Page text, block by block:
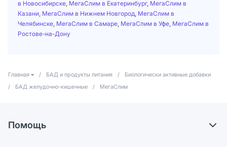
в Новосибирске МегаСлим в Екатеринбург, МегаСлим в
Казани МегаСлим в Нижнем Новгород МегаСлим в
Челябинске МегаСлим в Самаре МегаСлим в Уфе МегаСлим в
Ростове-на-Дону
Главная / БАД и продукты питания /
Биологически активные добавки
/
БАД желудочно-кишечные / МегаСлим
Помощь